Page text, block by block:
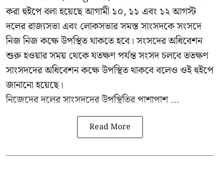
করা হুইপে বলা হয়েছে আগামী ১০, ১১ এবং ১২ আগস্ট
দলের রাজ্যসভা এবং লোকসভার সমস্ত সাংসদকে সংসদে
নিজ নিজ কক্ষে উপস্থিত থাকতে হবে। সংসদের অধিবেশন
শুরু হওয়ার সময় থেকে যতক্ষণ পর্যন্ত সংসদ চলবে ততক্ষণ
সাংসদদের অধিবেশন কক্ষে উপস্থিত থাকবে বলেও ওই হুইপে
জানানো হয়েছে।
নিজেদের দলের সাংসদদের উপস্থিতির পাশাপাশ ...
Read More